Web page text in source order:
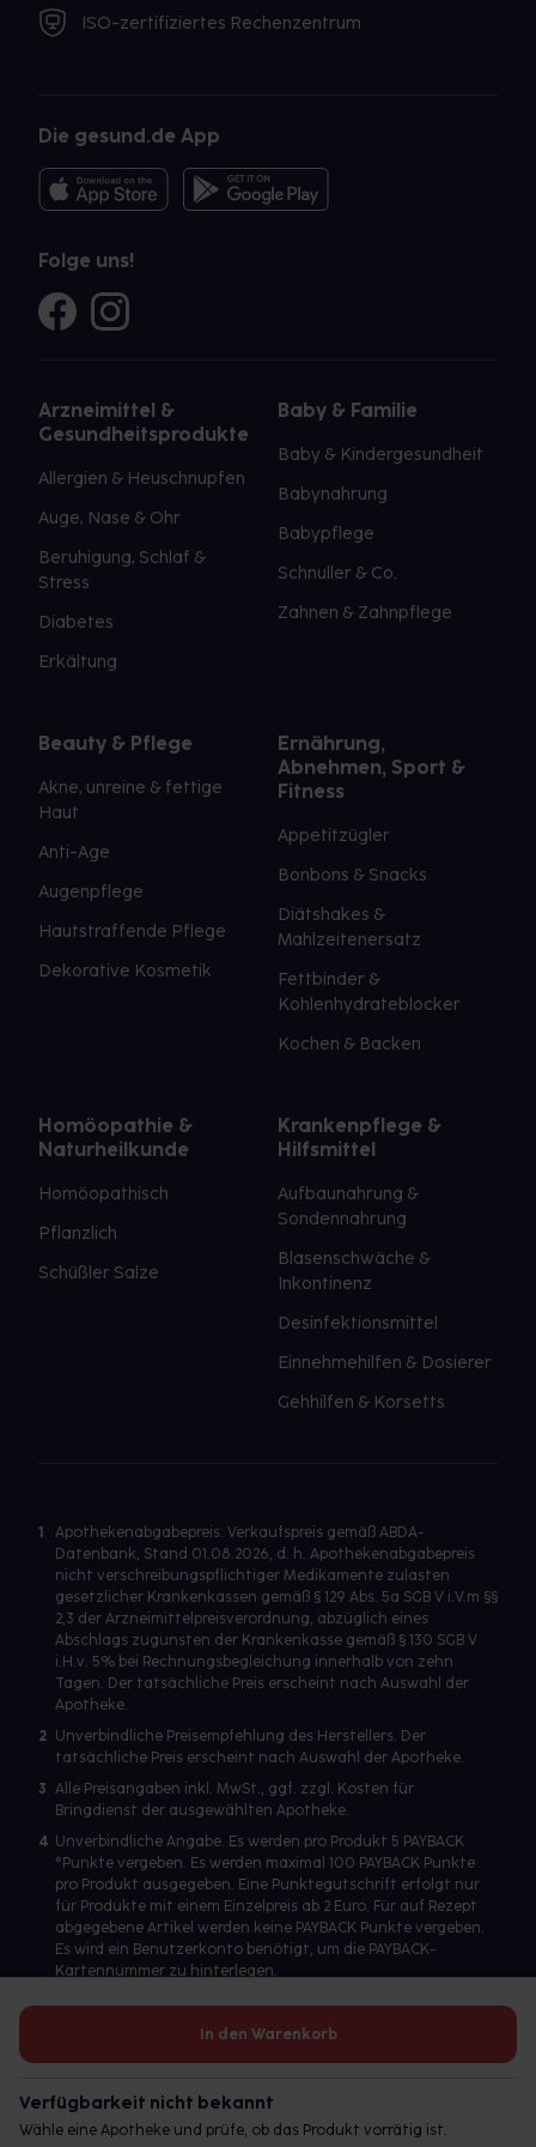
In den Warenkorb
Verfügbarkeit nicht bekannt
Wähle eine Apotheke und prüfe, ob das Produkt vorrätig ist.
ISO-zertifiziertes Rechenzentrum
Die gesund.de App
Folge uns!
Arzneimittel &
Gesundheitsprodukte
Allergien & Heuschnupfen
Auge, Nase & Ohr
Beruhigung, Schlaf &
Stress
Diabetes
Erkältung
Baby & Familie
Baby & Kindergesundheit
Babynahrung
Babypflege
Schnuller & Co.
Zahnen & Zahnpflege
Beauty & Pflege
Akne, unreine & fettige
Haut
Anti-Age
Augenpflege
Hautstraffende Pflege
Dekorative Kosmetik
Ernährung,
Abnehmen, Sport &
Fitness
Appetitzügler
Bonbons & Snacks
Diätshakes &
Mahlzeitenersatz
Fettbinder &
Kohlenhydrateblocker
Kochen & Backen
Homöopathie &
Naturheilkunde
Homöopathisch
Pflanzlich
Schüßler Salze
Krankenpflege &
Hilfsmittel
Aufbaunahrung &
Sondennahrung
Blasenschwäche &
Inkontinenz
Desinfektionsmittel
Einnehmehilfen & Dosierer
Gehhilfen & Korsetts
1
Apothekenabgabepreis: Verkaufspreis gemäß ABDA-
Datenbank, Stand 01.08.2026, d. h. Apothekenabgabepreis
nicht verschreibungspflichtiger Medikamente zulasten
gesetzlicher Krankenkassen gemäß § 129 Abs. 5a SGB V i.V.m §§
2,3 der Arzneimittelpreisverordnung, abzüglich eines
Abschlags zugunsten der Krankenkasse gemäß § 130 SGB V
i.H.v. 5% bei Rechnungsbegleichung innerhalb von zehn
Tagen. Der tatsächliche Preis erscheint nach Auswahl der
Apotheke.
2 Unverbindliche Preisempfehlung des Herstellers. Der
tatsächliche Preis erscheint nach Auswahl der Apotheke.
3 Alle Preisangaben inkl. MwSt., ggf. zzgl. Kosten für
Bringdienst der ausgewählten Apotheke.
4 Unverbindliche Angabe. Es werden pro Produkt 5 PAYBACK
°Punkte vergeben. Es werden maximal 100 PAYBACK Punkte
pro Produkt ausgegeben. Eine Punktegutschrift erfolgt nur
für Produkte mit einem Einzelpreis ab 2 Euro. Für auf Rezept
abgegebene Artikel werden keine PAYBACK Punkte vergeben.
Es wird ein Benutzerkonto benötigt, um die PAYBACK-
Kartennummer zu hinterlegen.
Betreiber des Portals und verantwortlich: gesund.de GmbH &
© 2026 gesund.de GmbH & Co. KG